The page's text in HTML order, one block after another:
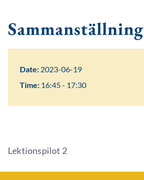
Sammanställning
Date: 2023-06-19
Time: 16:45 - 17:30
Lektionspilot 2